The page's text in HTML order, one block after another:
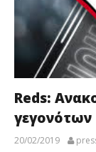
Reds:
γεγονότων
20/02/2019